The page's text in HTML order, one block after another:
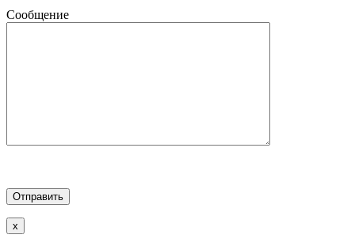
Сообщение
x